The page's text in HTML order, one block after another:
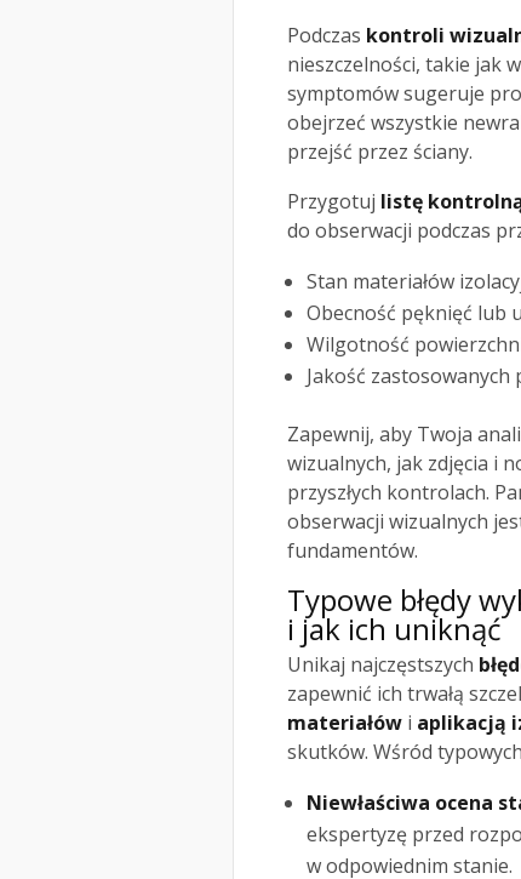
Podczas kontroli
nieszczelności, takie jak
symptomów sugeruje
obejrzeć wszystkie
przejść przez ściany.
Przygotuj listę
do obserwacji podczas
Stan materiałów
Obecność pęknięć lub
Wilgotność
Jakość zastosowanych
Zapewnij, aby Twoja
wizualnych, jak zdjęcia i
przyszłych kontrolach.
obserwacji wizualnych
fundamentów.
Typowe błędy
i jak ich uniknąć
Unikaj najczęstszych
zapewnić ich trwałą
materiałów i aplikacją
skutków. Wśród
Niewłaściwa ocena
ekspertyzę przed
w odpowiednim stanie.